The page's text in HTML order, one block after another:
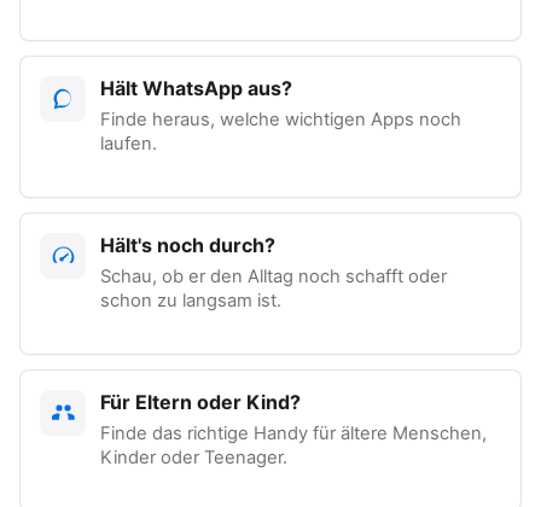
Hält WhatsApp aus?
Finde heraus, welche wichtigen Apps noch
laufen.
Hält's noch durch?
Schau, ob er den Alltag noch schafft oder
schon zu langsam ist.
Für Eltern oder Kind?
Finde das richtige Handy für ältere Menschen,
Kinder oder Teenager.